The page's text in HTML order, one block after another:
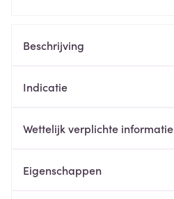
Beschrijving
Indicatie
Wettelijk verplichte informatie
Eigenschappen